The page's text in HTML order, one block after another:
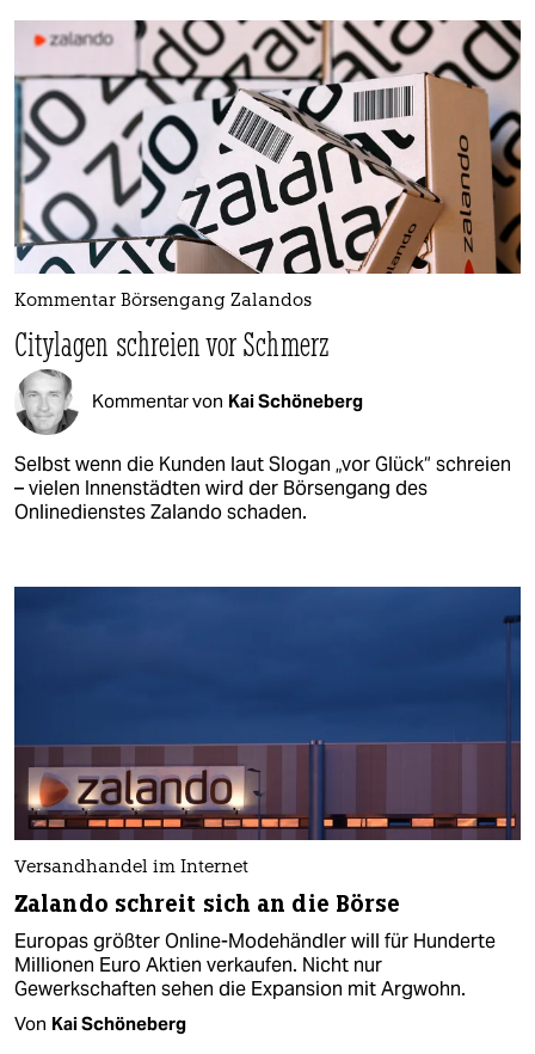
Kommentar Börsengang Zalandos
Citylagen schreien vor Schmerz
Kommentar von Kai Schöneberg
Selbst wenn die Kunden laut Slogan „vor Glück“ schreien
– vielen Innenstädten wird der Börsengang des
Onlinedienstes Zalando schaden.
Versandhandel im Internet
Zalando schreit sich an die Börse
Europas größter Online-Modehändler will für Hunderte
Millionen Euro Aktien verkaufen. Nicht nur
Gewerkschaften sehen die Expansion mit Argwohn.
Von Kai Schöneberg